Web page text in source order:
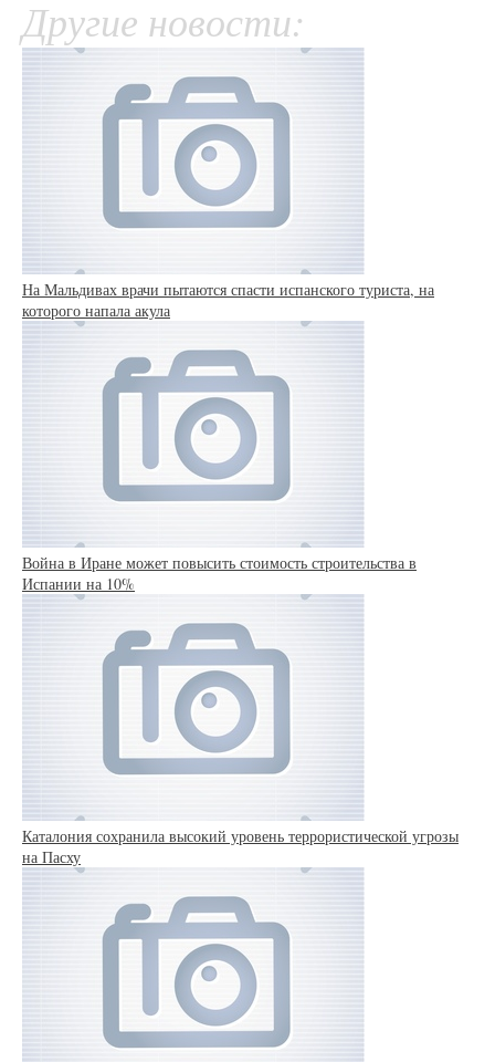
Другие новости:
На Мальдивах врачи пытаются спасти испанского туриста, на
которого напала акула
Война в Иране может повысить стоимость строительства в
Испании на 10%
Каталония сохранила высокий уровень террористической угрозы
на Пасху